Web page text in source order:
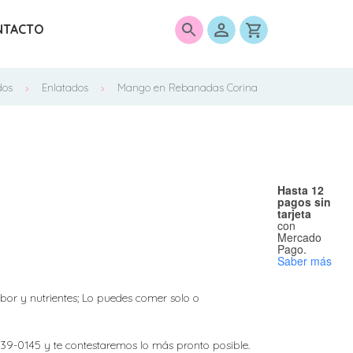
Enlatados Mango en Rebanadas Corina
y nutrientes; Lo puedes comer solo o
0145 y te contestaremos lo más pronto posible.
Hasta 12
pagos sin
tarjeta
con
Mercado
Pago.
Saber más